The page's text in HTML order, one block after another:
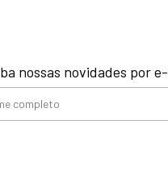
nossas novidades por